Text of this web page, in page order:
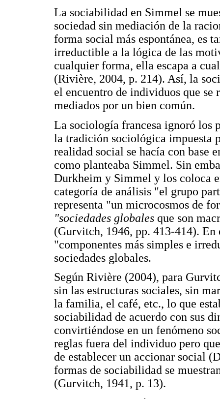
La sociabilidad en Simmel se
sociedad sin mediación de la
forma social más espontánea, es
irreductible a la lógica de las
cualquier forma, ella escapa a
(Rivière, 2004, p. 214). Así, la
el encuentro de individuos que se
mediados por un bien común.
La sociología francesa ignoró los
la tradición sociológica
realidad social se hacía con base
como planteaba Simmel. Sin
Durkheim y Simmel y los coloca
categoría de análisis "el grupo
representa "un microcosmos de
"sociedades globales que son
(Gurvitch, 1946, pp. 413-414). En
"componentes más simples e
sociedades globales.
Según Rivière (2004), para
sin las estructuras sociales, sin
la familia, el café, etc., lo que
sociabilidad de acuerdo con sus
convirtiéndose en un fenómeno
reglas fuera del individuo pero
de establecer un accionar social
formas de sociabilidad se
(Gurvitch, 1941, p. 13).